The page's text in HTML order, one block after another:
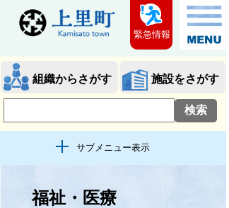
組織からさがす 施設をさがす
サブメニュー表示
緊急情報
福祉・医療